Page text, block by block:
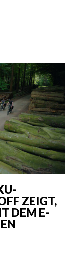
ZEIGT,
DEM E-